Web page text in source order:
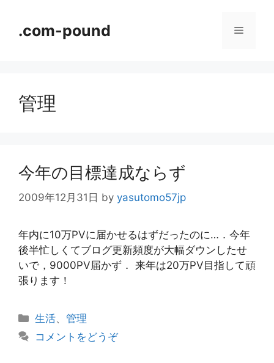
.com-pound メ
管理
今年の目標達成ならず
2009年12月31日 by yasutomo57jp
年内に10万PVに届かせるはずだったのに…．今年
後半忙しくてブログ更新頻度が大幅ダウンしたせ
いで，9000PV届かず． 来年は20万PV目指して頑
張ります！
カ
生活、管理
コメントをどうぞ